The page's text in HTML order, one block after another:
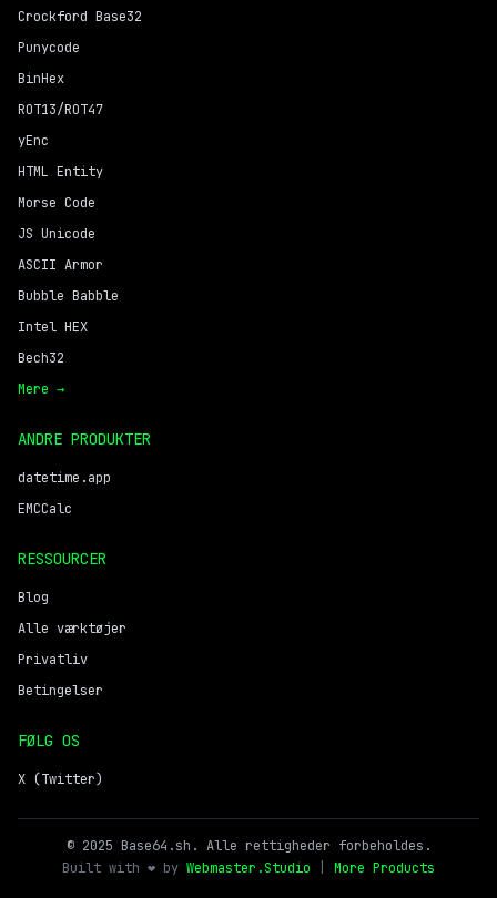
Crockford Base32
Punycode
BinHex
ROT13/ROT47
yEnc
HTML Entity
Morse Code
JS Unicode
ASCII Armor
Bubble Babble
Intel HEX
Bech32
Mere →
ANDRE PRODUKTER
datetime.app
EMCCalc
RESSOURCER
Blog
Alle værktøjer
Privatliv
Betingelser
FØLG OS
X (Twitter)
© 2025 Base64.sh. Alle rettigheder forbeholdes.
Built with ❤️ by Webmaster.Studio More Products